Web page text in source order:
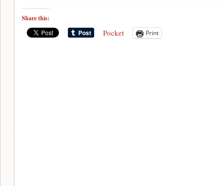
Share this:
Pocket Print